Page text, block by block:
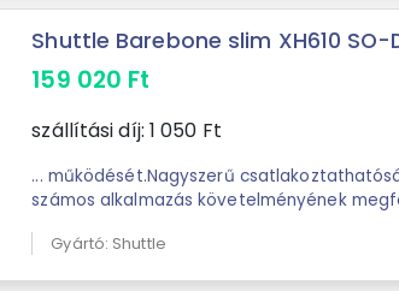
Shuttle Barebone slim XH610 SO-
159 020 Ft
szállítási díj: 1 050 Ft
... működését.Nagyszerű csatlakoztathatóságának köszönhetően
számos alkalmazás követelményének
Gyártó: Shuttle